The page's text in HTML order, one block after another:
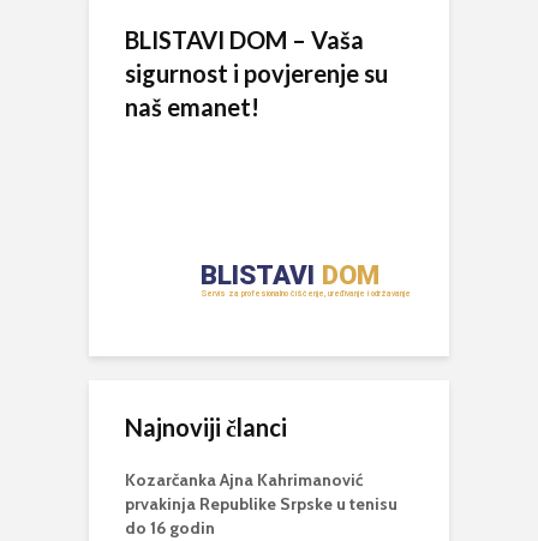
BLISTAVI DOM – Vaša
sigurnost i povjerenje su
naš emanet!
Najnoviji članci
Kozarčanka Ajna Kahrimanović
prvakinja Republike Srpske u tenisu
do 16 godin